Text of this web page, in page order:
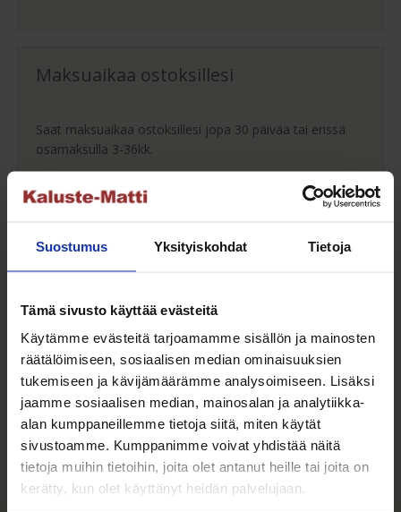
Suostumus Yksityiskohdat Tietoja
Tämä sivusto käyttää evästeitä
Käytämme evästeitä tarjoamamme sisällön ja mainosten
räätälöimiseen, sosiaalisen median ominaisuuksien
tukemiseen ja kävijämäärämme analysoimiseen. Lisäksi
jaamme sosiaalisen median, mainosalan ja analytiikka-
alan kumppaneillemme tietoja siitä, miten käytät
sivustoamme. Kumppanimme voivat yhdistää näitä
tietoja muihin tietoihin, joita olet antanut heille tai joita on
kerätty, kun olet käyttänyt heidän palvelujaan.
Maksuaikaa ostoksillesi
Saat maksuaikaa ostoksillesi jopa 30 päivää tai erissä
osamaksulla 3-36kk.
Maksutavat
Kaluste-Matin oma kuljetus on turvallinen tapa
tuotteiden toimitukseen. Saat varmemmin tuotteet
ehjänä perille - ja vieläpä sisäänkannettuna!
Kuljetuksen hinta Suomessa alk. 59€!